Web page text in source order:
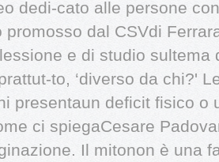
dedi-cato alle persone
promosso dal CSVdi
e di studio sultema
to, ‘diverso da chi?'
presentaun deficit fisico o
ci spiegaCesare
Il mitonon è una